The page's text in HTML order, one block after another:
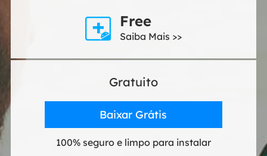
 Free
Saiba Mais >>
Gratuito
Baixar Grátis
100% seguro e limpo para instalar